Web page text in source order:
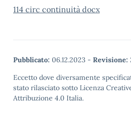
114 circ continuità docx
Pubblicato: 06.12.2023 - Revisione:
Eccetto dove diversamente
stato rilasciato sotto Licenza
Attribuzione 4.0 Italia.